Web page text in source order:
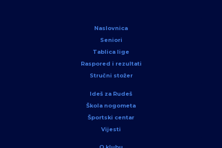
Naslovnica
Seniori
Tablica lige
Raspored i rezultati
Stručni stožer
Ideš za Rudeš
Škola nogometa
Športski centar
Vijesti